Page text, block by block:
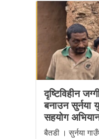
दृष्टिविहीन
बनाउन सुर्नया
सहयोग
बैतडी । सुर्नया